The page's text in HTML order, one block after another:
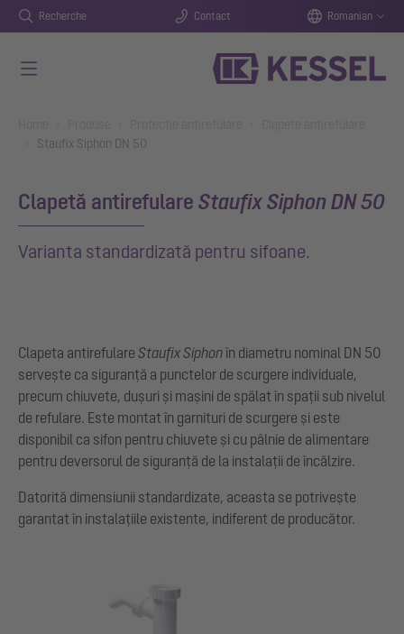
Recherche Contact Romanian
Staufix Siphon DN 50
Clapetă antirefulare Staufix Siphon DN 50
Varianta standardizată pentru sifoane.
Clapeta antirefulare Staufix Siphonîn diametru nominal DN 50
servește ca siguranță a punctelor de scurgere individuale,
precum chiuvete, dușuri și mașini de spălat în spații sub nivelul
de refulare. Este montat în garnituri de scurgere și este
disponibil ca sifon pentru chiuvete și cu pâlnie de alimentare
pentru deversorul de siguranță de la instalații de încălzire.
Datorită dimensiunii standardizate, aceasta se potrivește
garantat în instalațiile existente, indiferent de producător.